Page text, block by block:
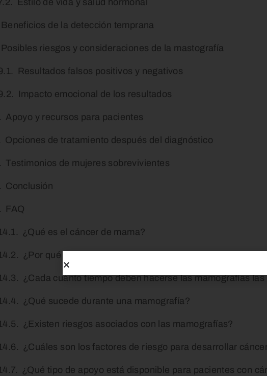
Estilo de vida y salud hormonal
Beneficios de la detección temprana
Posibles riesgos y consideraciones de la mastografía
Resultados falsos positivos y negativos
Impacto emocional de los resultados
Apoyo y recursos para pacientes
Opciones de tratamiento después del diagnóstico
Testimonios de mujeres sobrevivientes
Conclusión
FAQ
¿Qué es el cáncer de mama?
¿Por qué es importante realizarse mamografías?
¿Cada cuánto tiempo deben hacerse las mamografías
¿Qué sucede durante una mamografía?
¿Existen riesgos asociados con las mamografías?
¿Cuáles son los factores de riesgo para desarrollar
¿Qué tipo de apoyo está disponible para pacientes con